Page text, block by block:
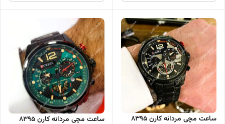
ساعت مچی مردانه کارن 8395
ساعت مچی مردانه کارن 8395